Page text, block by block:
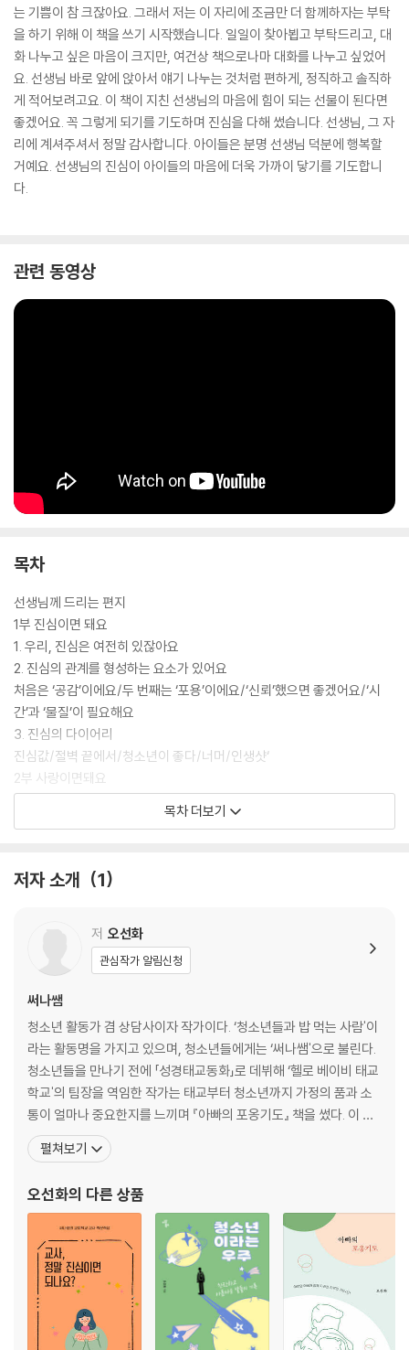
는 기쁨이 참 크잖아요. 그래서 저는 이 자리에 조금만 더 함께하자는 부탁
을 하기 위해 이 책을 쓰기 시작했습니다. 일일이 찾아뵙고 부탁드리고, 대
화 나누고 싶은 마음이 크지만, 여건상 책으로나마 대화를 나누고 싶었어
요. 선생님 바로 앞에 앉아서 얘기 나누는 것처럼 편하게, 정직하고 솔직하
게 적어보려고요. 이 책이 지친 선생님의 마음에 힘이 되는 선물이 된다면
좋겠어요. 꼭 그렇게 되기를 기도하며 진심을 다해 썼습니다. 선생님, 그 자
리에 계셔주셔서 정말 감사합니다. 아이들은 분명 선생님 덕분에 행복할
거예요. 선생님의 진심이 아이들의 마음에 더욱 가까이 닿기를 기도합니
다.
관련 동영상
목차
선생님께 드리는 편지
1부 진심이면 돼요
1. 우리, 진심은 여전히 있잖아요
2. 진심의 관계를 형성하는 요소가 있어요
처음은 ‘공감’이에요/두 번째는 ‘포용’이에요/‘신뢰’했으면 좋겠어요/‘시
간’과 ‘물질’이 필요해요
3. 진심의 다이어리
진심값/절벽 끝에서/청소년이 좋다/너머/인생샷‘
2부 사랑이면돼요
1. 언제나 사랑이 먼저인걸요
받은 걸 돌려준 게 아니었어요/우리가 먼저 그 사랑에 젖었으면 좋겠어요
줌’이에요/
3. 사랑할 때 기억할 게 있어요
‘그래서’가 아닌 ‘그래도’예요/이번에는 ‘아이가 느낄 때까지’ 하자고 말씀
드릴게요/
사랑은 ‘부메랑’이에요
4. 사랑의 다이어리
3부 마음이면 돼요
1. 천국까지 함께 가고 싶은 마음이요
2. 지금의 천국을 사는 마음도 중요해요
생각보다 아름답다는 것, 아세요?/생각보다 큰 일을 하고 있다는 것, 아세
3. 마음의 다이어리
목차 더보기
저자 소개 1
저 오선화
관심작가 알림신청
써나쌤
청소년 활동가 겸 상담사이자 작가이다. ‘청소년들과 밥 먹는 사람'이
라는 활동명을 가지고 있으며, 청소년들에게는 ‘써나쌤'으로 불린다.
청소년들을 만나기 전에 「성경태교동화」로 데뷔해 ‘헬로 베이비 태교
학교'의 팀장을 역임한 작가는 태교부터 청소년까지 가정의 품과 소
통이 얼마나 중요한지를 느끼며 『아빠의 포옹기도』 책을 썼다. 이 책
을 듣고 나누며 자란 아이들이 건강한 청소년이 되기를 간절히 바란
다고. 그녀는 실제로 교회학교 교사를 꽤 오래했다. 교사로 섬긴 기간
회에 적응하기 어려운 청소년들을 모아 ‘비
펼쳐보기
오선화의 다른 상품